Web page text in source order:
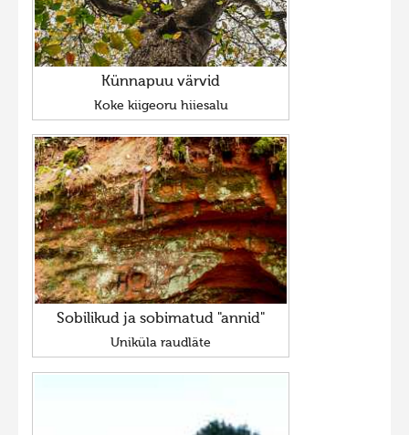
Künnapuu värvid
Koke kiigeoru hiiesalu
Sobilikud ja sobimatud "annid"
Uniküla raudläte